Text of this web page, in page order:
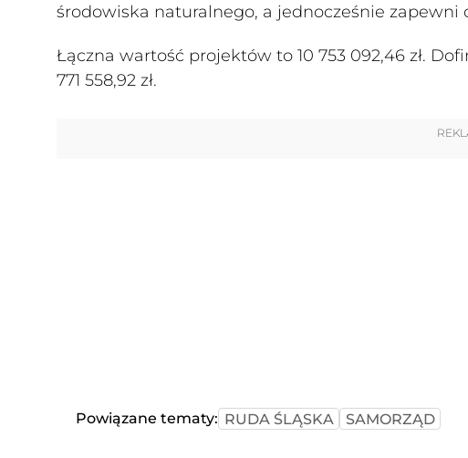
środowiska naturalnego, a jednocześnie
Łączna wartość projektów to 10 753 092,46 zł.
771 558,92 zł.
Powiązane tematy: RUDA ŚLĄSKA SAMORZĄD